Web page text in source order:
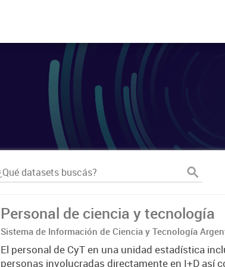
Personal de ciencia y tecnología
Sistema de Información de Ciencia y Tecnología
El personal de CyT en una unidad estadística
personas involucradas directamente en I+D así